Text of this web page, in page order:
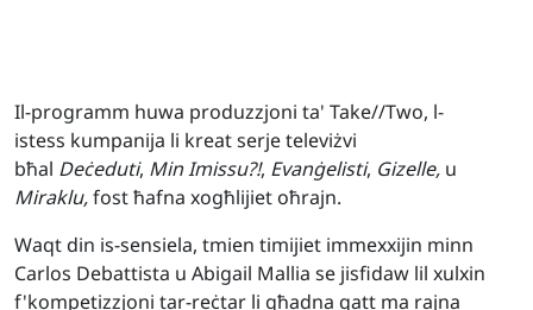
Il-programm huwa produzzjoni ta' Take//Two, l-
istess kumpanija li kreat serje televiżvi
bħal Deċeduti, Min Imissu?!, Evanġelisti, Gizelle, u
Miraklu,fost ħafna xogħlijiet oħrajn.
Waqt din is-sensiela, tmien timijiet immexxijin minn
Carlos Debattista u Abigail Mallia se jisfidaw lil xulxin
f'kompetizzjoni tar-reċtar li għadna qatt ma rajna